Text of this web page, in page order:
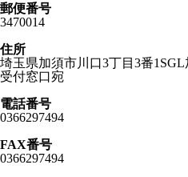
郵便番号
3470014
住所
埼玉県加須市川口3丁目3番
受付窓口宛
電話番号
0366297494
FAX番号
0366297494